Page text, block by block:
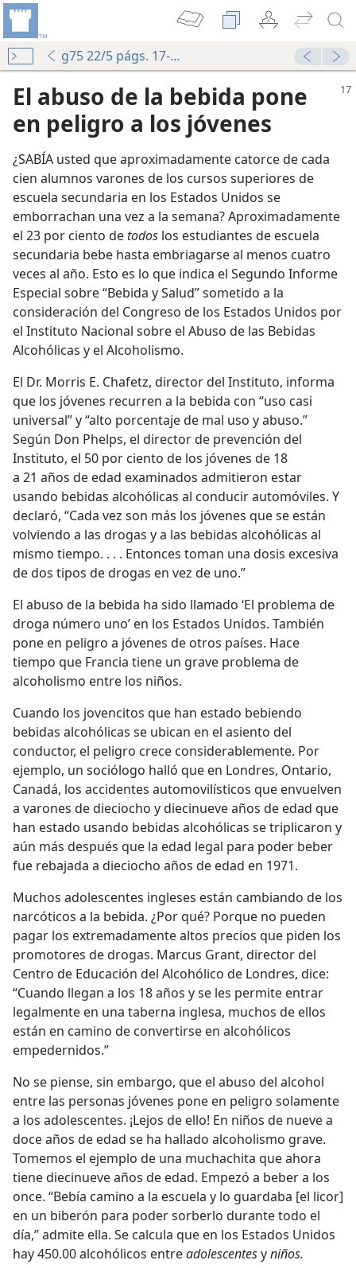
g75 22/5 págs. 17-19
El abuso de la bebida pone
en peligro a los jóvenes
¿SABÍA usted que aproximadamente catorce de cada
cien alumnos varones de los cursos superiores de
escuela secundaria en los Estados Unidos se
emborrachan una vez a la semana? Aproximadamente
el 23 por ciento de todos los estudiantes de escuela
secundaria bebe hasta embriagarse al menos cuatro
veces al año. Esto es lo que indica el Segundo Informe
Especial sobre “Bebida y Salud” sometido a la
consideración del Congreso de los Estados Unidos por
el Instituto Nacional sobre el Abuso de las Bebidas
Alcohólicas y el Alcoholismo.
El Dr. Morris E. Chafetz, director del Instituto, informa
que los jóvenes recurren a la bebida con “uso casi
universal” y “alto porcentaje de mal uso y abuso.”
Según Don Phelps, el director de prevención del
Instituto, el 50 por ciento de los jóvenes de 18
a 21 años de edad examinados admitieron estar
usando bebidas alcohólicas al conducir automóviles. Y
declaró, “Cada vez son más los jóvenes que se están
volviendo a las drogas y a las bebidas alcohólicas al
mismo tiempo. . . . Entonces toman una dosis excesiva
de dos tipos de drogas en vez de uno.”
El abuso de la bebida ha sido llamado ‘El problema de
droga número uno’ en los Estados Unidos. También
pone en peligro a jóvenes de otros países. Hace
tiempo que Francia tiene un grave problema de
alcoholismo entre los niños.
Cuando los jovencitos que han estado bebiendo
bebidas alcohólicas se ubican en el asiento del
conductor, el peligro crece considerablemente. Por
ejemplo, un sociólogo halló que en Londres, Ontario,
Canadá, los accidentes automovilísticos que envuelven
a varones de dieciocho y diecinueve años de edad que
han estado usando bebidas alcohólicas se triplicaron y
aún más después que la edad legal para poder beber
fue rebajada a dieciocho años de edad en 1971.
Muchos adolescentes ingleses están cambiando de los
narcóticos a la bebida. ¿Por qué? Porque no pueden
pagar los extremadamente altos precios que piden los
promotores de drogas. Marcus Grant, director del
Centro de Educación del Alcohólico de Londres, dice:
“Cuando llegan a los 18 años y se les permite entrar
legalmente en una taberna inglesa, muchos de ellos
están en camino de convertirse en alcohólicos
empedernidos.”
No se piense, sin embargo, que el abuso del alcohol
entre las personas jóvenes pone en peligro solamente
a los adolescentes. ¡Lejos de ello! En niños de nueve a
doce años de edad se ha hallado alcoholismo grave.
Tomemos el ejemplo de una muchachita que ahora
tiene diecinueve años de edad. Empezó a beber a los
once. “Bebía camino a la escuela y lo guardaba [el licor]
en un biberón para poder sorberlo durante todo el
día,” admite ella. Se calcula que en los Estados Unidos
hay 450.00 alcohólicos entreadolescentesyniños.